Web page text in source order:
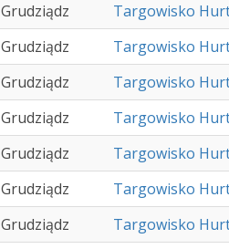
Grudziądz Targowisko
Grudziądz Targowisko
Grudziądz Targowisko
Grudziądz Targowisko
Grudziądz Targowisko
Grudziądz Targowisko
Grudziądz Targowisko